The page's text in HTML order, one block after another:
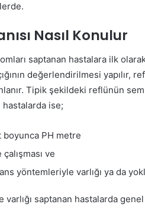
Nasıl Konulur
saptanan hastalara ilk
değerlendirilmesi yapılır,
Tipik şekildeki reflünün
ise;
boyunca PH metre
ve
yöntemleriyle varlığı ya da
varlığı saptanan hastalarda